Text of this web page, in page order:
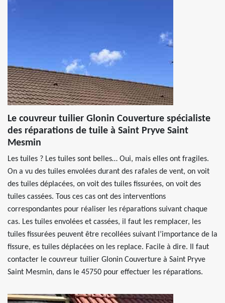
Le couvreur tuilier Glonin Couverture spécialiste
des réparations de tuile à Saint Pryve Saint
Mesmin
Les tuiles ? Les tuiles sont belles… Oui, mais elles ont fragiles.
On a vu des tuiles envolées durant des rafales de vent, on voit
des tuiles déplacées, on voit des tuiles fissurées, on voit des
tuiles cassées. Tous ces cas ont des interventions
correspondantes pour réaliser les réparations suivant chaque
cas. Les tuiles envolées et cassées, il faut les remplacer, les
tuiles fissurées peuvent être recollées suivant l’importance de la
fissure, es tuiles déplacées on les replace. Facile à dire. Il faut
contacter le couvreur tuilier Glonin Couverture à Saint Pryve
Saint Mesmin, dans le 45750 pour effectuer les réparations.